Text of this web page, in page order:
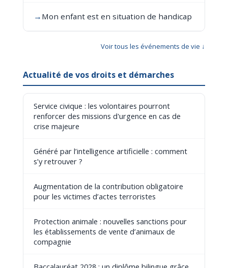
→ Mon enfant est en situation de handicap
Voir tous les événements de vie ↓
Actualité de vos droits et démarches
Service civique : les volontaires pourront
renforcer des missions d'urgence en cas de
crise majeure
Généré par l’intelligence artificielle : comment
s’y retrouver ?
Augmentation de la contribution obligatoire
pour les victimes d’actes terroristes
Protection animale : nouvelles sanctions pour
les établissements de vente d’animaux de
compagnie